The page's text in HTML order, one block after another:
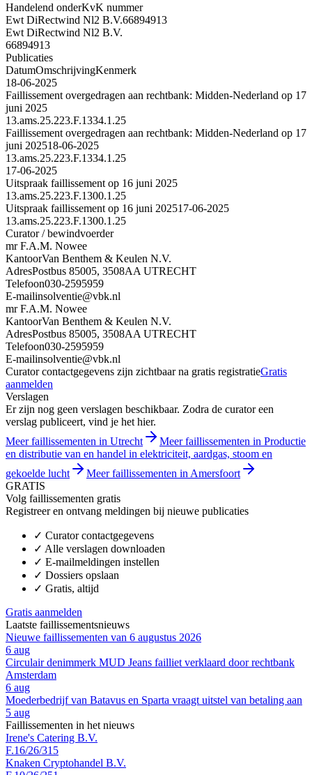
Handelend onderKvK nummer
Ewt DiRectwind Nl2 B.V.66894913
Ewt DiRectwind Nl2 B.V.
66894913
Publicaties
DatumOmschrijvingKenmerk
18-06-2025
Faillissement overgedragen aan rechtbank: Midden-Nederland op 17
juni 2025
13.ams.25.223.F.1334.1.25
Faillissement overgedragen aan rechtbank: Midden-Nederland op 17
juni 202518-06-2025
13.ams.25.223.F.1334.1.25
17-06-2025
Uitspraak faillissement op 16 juni 2025
13.ams.25.223.F.1300.1.25
Uitspraak faillissement op 16 juni 202517-06-2025
13.ams.25.223.F.1300.1.25
Curator / bewindvoerder
mr F.A.M. Nowee
KantoorVan Benthem & Keulen N.V.
AdresPostbus 85005, 3508AA UTRECHT
Telefoon030-2595959
E-mailinsolventie@vbk.nl
mr F.A.M. Nowee
KantoorVan Benthem & Keulen N.V.
AdresPostbus 85005, 3508AA UTRECHT
Telefoon030-2595959
E-mailinsolventie@vbk.nl
Curator contactgegevens zijn zichtbaar na gratis registratieGratis
aanmelden
Verslagen
Er zijn nog geen verslagen beschikbaar. Zodra de curator een
verslag publiceert, vind je het hier.
Meer faillissementen in Utrecht
Meer faillissementen in Productie
en distributie van en handel in elektriciteit, aardgas, stoom en
gekoelde lucht
Meer faillissementen in Amersfoort
GRATIS
Volg faillissementen gratis
Registreer en ontvang meldingen bij nieuwe publicaties
✓ Curator contactgegevens
✓ Alle verslagen downloaden
✓ E-mailmeldingen instellen
✓ Dossiers opslaan
✓ Gratis, altijd
Gratis aanmelden
Laatste faillissementsnieuws
Nieuwe faillissementen van 6 augustus 2026
6 aug
Circulair denimmerk MUD Jeans failliet verklaard door rechtbank
Amsterdam
6 aug
Moederbedrijf van Batavus en Sparta vraagt uitstel van betaling aan
5 aug
Faillissementen in het nieuws
Irene's Catering B.V.
F.16/26/315
Knaken Cryptohandel B.V.